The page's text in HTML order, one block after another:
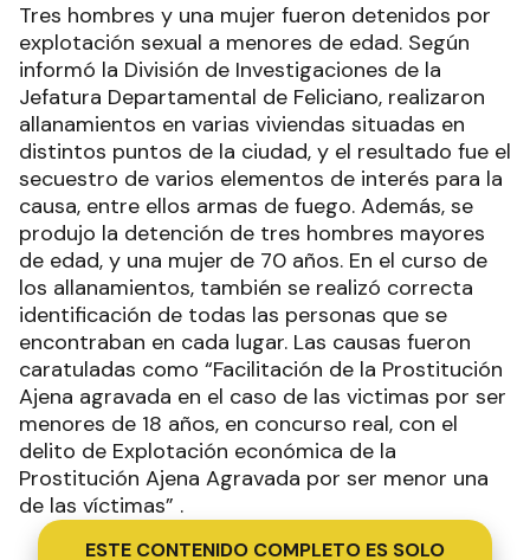
Tres hombres y una mujer fueron detenidos por
explotación sexual a menores de edad. Según
informó la División de Investigaciones de la
Jefatura Departamental de Feliciano, realizaron
allanamientos en varias viviendas situadas en
distintos puntos de la ciudad, y el resultado fue el
secuestro de varios elementos de interés para la
causa, entre ellos armas de fuego. Además, se
produjo la detención de tres hombres mayores
de edad, y una mujer de 70 años. En el curso de
los allanamientos, también se realizó correcta
identificación de todas las personas que se
encontraban en cada lugar. Las causas fueron
caratuladas como “Facilitación de la Prostitución
Ajena agravada en el caso de las victimas por ser
menores de 18 años, en concurso real, con el
delito de Explotación económica de la
Prostitución Ajena Agravada por ser menor una
de las víctimas” .
ESTE CONTENIDO COMPLETO ES SOLO